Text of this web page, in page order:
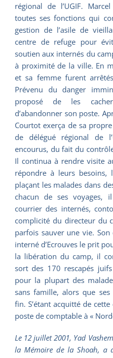
régional de l’UGIF.
toutes ses fonctions qui
gestion de l’asile de
centre de refuge pour
soutien aux internés du
à proximité de la ville. En
et sa femme furent
Prévenu du danger
proposé de les
d’abandonner son poste.
Courtot exerça de sa
de délégué régional de
encourus, du fait du
Il continua à rendre visite
répondre à leurs besoins,
plaçant les malades dans
chacun de ses voyages,
courrier des internés,
complicité du directeur du
parfois sauver une vie.
interné d’Ecrouves le prit
la libération du camp, il
sort des 170 rescapés
pour la plupart des
sans famille, alors que
fin. S’étant acquitté de
poste de comptable à «
Le 12 juillet 2001, Yad
la Mémoire de la Shoah, a